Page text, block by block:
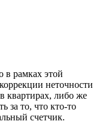
в рамках этой
неточности
квартирах, либо же
за то, что кто-то
счетчик.